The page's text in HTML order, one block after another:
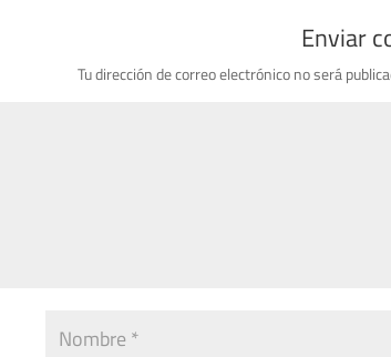
Enviar
Tu dirección de correo electrónico no será